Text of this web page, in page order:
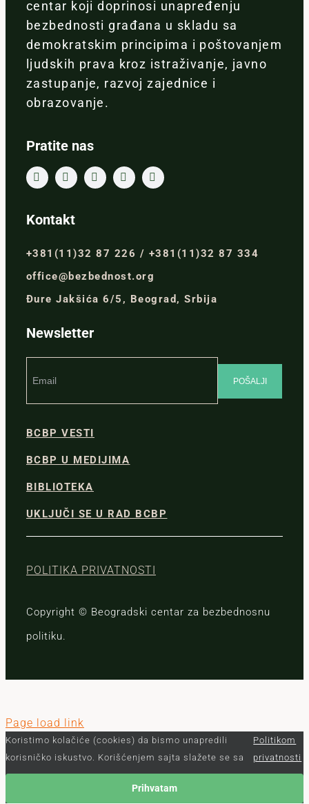
centar koji doprinosi unapređenju
bezbednosti građana u skladu sa
demokratskim principima i poštovanjem
ljudskih prava kroz istraživanje, javno
zastupanje, razvoj zajednice i
obrazovanje.
Pratite nas
Kontakt
+381(11)32 87 226 / +381(11)32 87 334
office@bezbednost.org
Đure Jakšića 6/5, Beograd, Srbija
Newsletter
BCBP VESTI
BCBP U MEDIJIMA
BIBLIOTEKA
UKLJUČI SE U RAD BCBP
POLITIKA PRIVATNOSTI
Copyright © Beogradski centar za bezbednosnu
politiku.
Page load link
Koristimo kolačiće (cookies) da bismo unapredili
korisničko iskustvo. Korišćenjem sajta slažete se sa
Politikom
privatnosti
Prihvatam